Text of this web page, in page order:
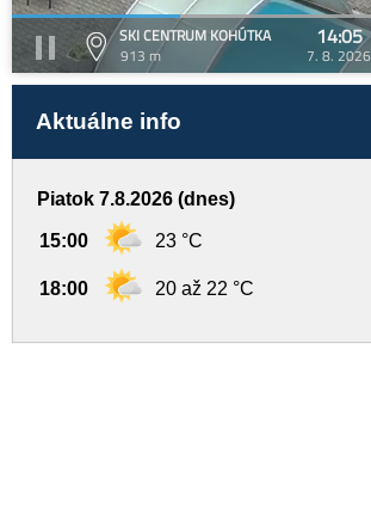
SKI CENTRUM KOHÚTKA
913 m
14:05
7. 8. 2026
Aktuálne info
Piatok 7.8.2026 (dnes)
15:00 23 °C
18:00 20 až 22 °C